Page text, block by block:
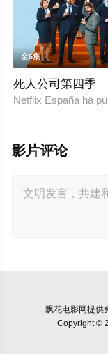
全6集
死人公司第四季
Netflix España ha
影片评论
飘花电影网提供
Copyright ©